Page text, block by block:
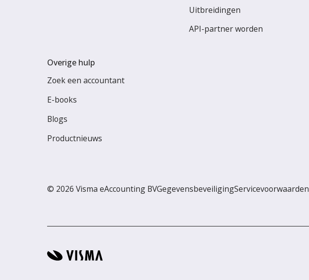
Uitbreidingen
API-partner worden
Overige hulp
Zoek een accountant
E-books
Blogs
Productnieuws
© 2026 Visma eAccounting BVGegevensbeveiligingServicevoorwaarden